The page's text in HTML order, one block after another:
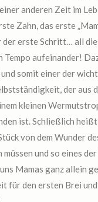
anderen Zeit im
Zahn, das erste
der erste Schritt… all
Tempo aufeinander!
somit einer der
der aus
kleinen
ist. Schließlich
von dem Wunder
müssen und so eines
Mamas ganz allein
für den ersten Brei